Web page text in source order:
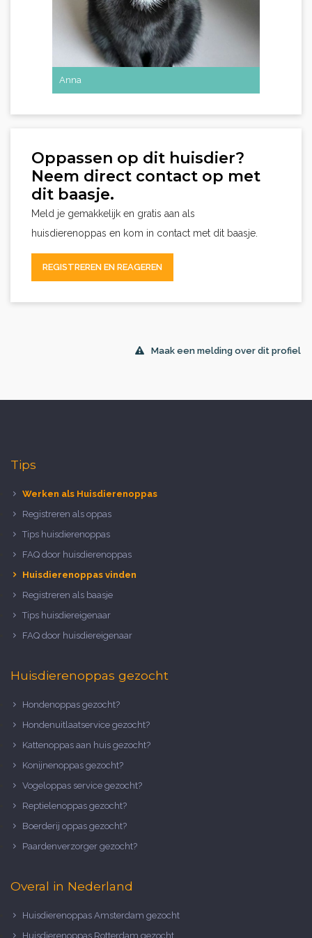
Anna
Oppassen op dit huisdier?
Neem direct contact op met
dit baasje.
Meld je gemakkelijk en gratis aan als
huisdierenoppas en kom in contact met dit baasje.
REGISTREREN EN REAGEREN
Maak een melding over dit profiel
Tips
Werken als Huisdierenoppas
Registreren als oppas
Tips huisdierenoppas
FAQ door huisdierenoppas
Huisdierenoppas vinden
Registreren als baasje
Tips huisdiereigenaar
FAQ door huisdiereigenaar
Huisdierenoppas gezocht
Hondenoppas gezocht?
Hondenuitlaatservice gezocht?
Kattenoppas aan huis gezocht?
Konijnenoppas gezocht?
Vogeloppas service gezocht?
Reptielenoppas gezocht?
Boerderij oppas gezocht?
Paardenverzorger gezocht?
Overal in Nederland
Huisdierenoppas Amsterdam gezocht
Huisdierenoppas Rotterdam gezocht